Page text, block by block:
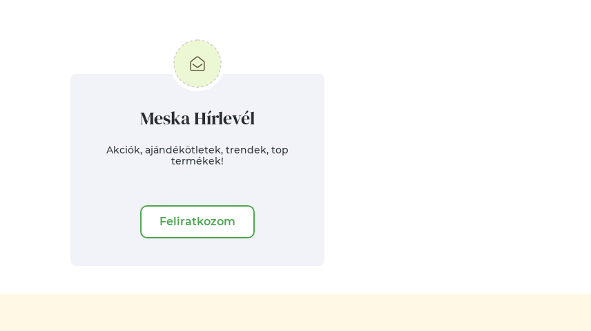
Meska Hírlevél
Akciók, ajándékötletek, trendek, top
termékek!
Feliratkozom